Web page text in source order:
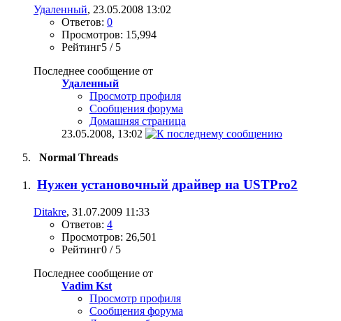
Удаленный, 23.05.2008 13:02
Ответов: 0
Просмотров: 15,994
Рейтинг5 / 5
Последнее сообщение от
Удаленный
Просмотр профиля
Сообщения форума
Домашняя страница
23.05.2008, 13:02
Normal Threads
Нужен установочный драйвер на USTPro2
Ditakre, 31.07.2009 11:33
Ответов: 4
Просмотров: 26,501
Рейтинг0 / 5
Последнее сообщение от
Vadim Kst
Просмотр профиля
Сообщения форума